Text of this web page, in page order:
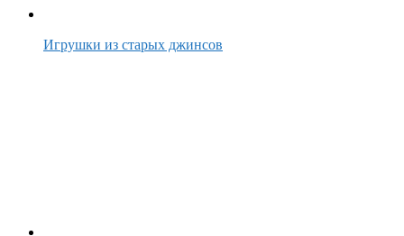
Игрушки из старых джинсов